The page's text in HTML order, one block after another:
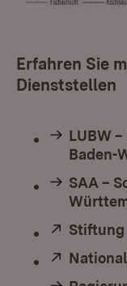
Erfahren Sie
Dienststellen
LUBW
Baden-
SAA –
Extern:
Extern: